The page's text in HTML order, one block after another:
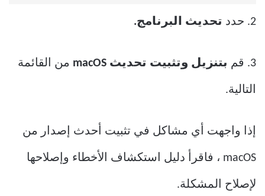
2. حدد تحديث البرنامج.
3. قم بتنزيل وتثبيت تحديث macOS من القائمة
التالية.
إذا واجهت أي مشاكل في تثبيت أحدث إصدار من
macOS ، فاقرأ دليل استكشاف الأخطاء وإصلاحها
لإصلاح المشكلة.